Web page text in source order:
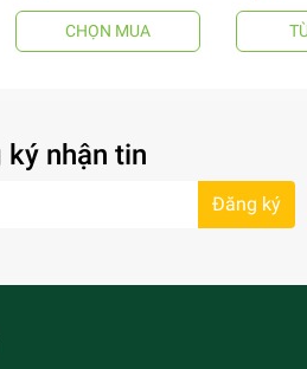
CHỌN MUA
ký nhận tin
Đăng ký